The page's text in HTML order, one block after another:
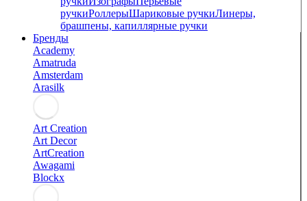
ручкиРоллерыШариковые ручкиЛинеры,
брашпены, капиллярные ручки
Бренды
Academy
Amatruda
Amsterdam
Arasilk
Art Creation
Art Decor
ArtCreation
Awagami
Blockx